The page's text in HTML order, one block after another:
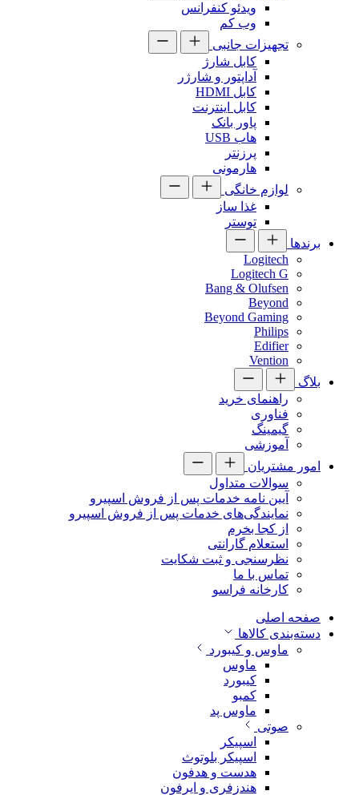
ویدئو کنفرانس
وب کم
تجهیزات جانبی
کابل شارژ
آداپتور و شارژر
کابل HDMI
کابل اینترنت
پاور بانک
هاب USB
پرزنتر
هارمونی
لوازم خانگی
غذا ساز
توستر
برندها
Logitech
Logitech G
Bang & Olufsen
Beyond
Beyond Gaming
Philips
Edifier
Vention
بلاگ
راهنمای خرید
فناوری
گیمینگ
آموزشی
امور مشتریان
سوالات متداول
آیین نامه خدمات پس از فروش اسپیرو
نمایندگی‌های خدمات پس از فروش اسپیرو
از کجا بخرم
استعلام گارانتی
نظرسنجی و ثبت شکایت
تماس با ما
کارخانه فراسو
صفحه اصلی
دسته‌بندی کالاها
ماوس و کیبورد
ماوس
کیبورد
کمبو
ماوس پد
صوتی
اسپیکر
اسپیکر بلوتوث
هدست و هدفون
هندزفری و ایرفون